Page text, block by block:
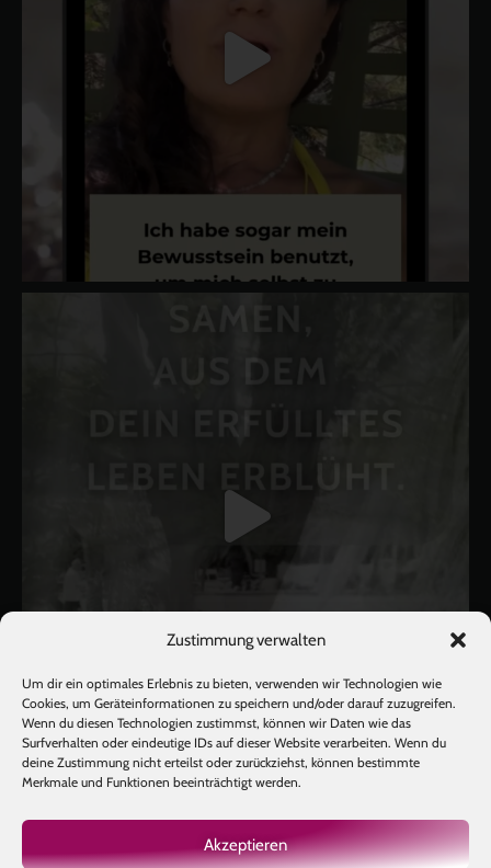
Zustimmung verwalten
Um dir ein optimales Erlebnis zu bieten, verwenden wir Technologien wie
Cookies, um Geräteinformationen zu speichern und/oder darauf zuzugreifen.
Wenn du diesen Technologien zustimmst, können wir Daten wie das
Surfverhalten oder eindeutige IDs auf dieser Website verarbeiten. Wenn du
deine Zustimmung nicht erteilst oder zurückziehst, können bestimmte
Merkmale und Funktionen beeinträchtigt werden.
Akzeptieren
Mehr laden Auf Instagram folgen